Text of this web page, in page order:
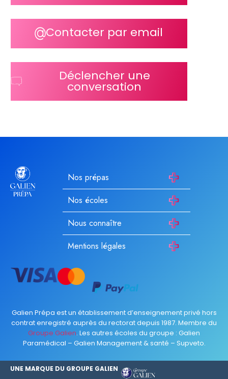
Contacter par email
Déclencher une
conversation
Nos prépas
Nos écoles
Nous connaître
Mentions légales
Galien Prépa est un établissement d’enseignement privé hors
contrat enregistré auprès du rectorat depuis 1987. Membre du
Groupe Galien. Les autres écoles du groupe : Galien
Paramédical – Galien Management & santé – Supveto.
UNE MARQUE DU GROUPE GALIEN